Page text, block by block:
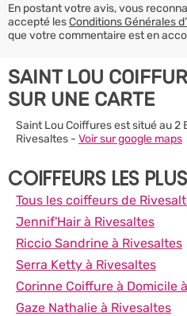
En postant votre avis, vous
accepté lesConditions Générales
que votre commentaire est en
SAINT LOU
SUR UNE CARTE
Saint Lou Coiffures est situé au 2
Rivesaltes - Voir sur google maps
COIFFEURS LES
Tous les coiffeurs de
Jennif'Hair à Rivesaltes
Riccio Sandrine à Rivesaltes
Serra Ketty à Rivesaltes
Corinne Coiffure à Domicile
Gaze Nathalie à Rivesaltes